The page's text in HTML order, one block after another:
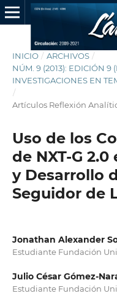
INICIO / ARCHIVOS /
NÚM. 9 (2013): EDICIÓN 9
INVESTIGACIONES EN
/
Artículos Reflexión
Uso de los
de NXT-G
y Desarrollo
Seguidor de
Jonathan Alexander
Estudiante Fundación
Julio César Gómez-
Estudiante Fundación